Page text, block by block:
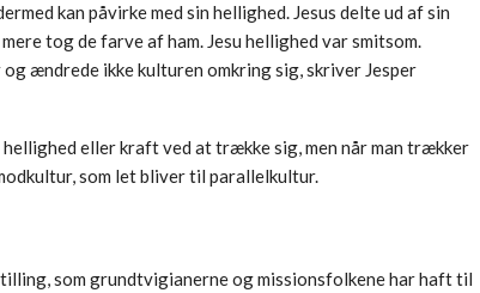
kan påvirke med sin hellighed. Jesus delte ud af sin
tog de farve af ham. Jesu hellighed var smitsom.
ændrede ikke kulturen omkring sig, skriver Jesper
eller kraft ved at trække sig, men når man trækker
som let bliver til parallelkultur.
som grundtvigianerne og missionsfolkene har haft til